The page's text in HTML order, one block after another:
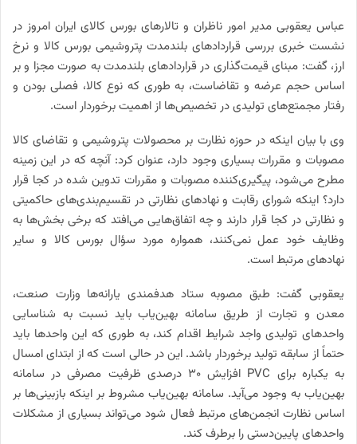
عباس یعقوبی مدیر امور ناظران و تالارهای بورس کالای ایران امروز در
نشست خبری بررسی قراردادهای بلندمدت پتروشیمی بورس کالا و نرخ
ارز، گفت: مبنای قیمت‌گذاری در قراردادهای بلندمدت به صورت مجزا و بر
اساس حجم عرضه و تقاضاست، به طوری که نوع کالا، فصلی بودن و
رفتار مجمتع‌های تولیدی در تخصیص‌ها از اهمیت برخوردار است.
وی با بیان اینکه در حوزه نظارت بر محصولات پتروشیمی و تقاضای کالا
مصوبات و مقررات بسیاری وجود دارد،‌ عنوان کرد: آنچه که در این زمینه
مطرح می‌شود، پیگیری‌کننده مصوبات و مقررات تدوین شده در کجا قرار
دارد؟ اینکه شورای رقابت و نهادهای نظارتی در تقسیم‌بندی‌های حاکمیتی
و نظارتی در کجا قرار دارند و چه اتفاق‌هایی می‌افتد که برخی بخش‌ها به
وظایف خود عمل نمی‌کنند، همواره مورد سؤال بورس کالا و سایر
نهادهای مرتبط است.
یعقوبی گفت: طبق مصوبه ستاد هدفمندی یارانه‌ها وزارت صنعت،
معدن و تجارت از طریق سامانه بهین‌یاب باید نسبت به شناسایی
واحدهای تولیدی واجد شرایط اقدام کند، به طوری که این واحدها باید
حتماً از سابقه تولید برخوردار باشد. این در حالی است که از ابتدای امسال
به یکباره برای PVC افزایش 30 درصدی ظرفیت مصرفی در سامانه
بهین‌یاب به وجود می‌‌آید. سامانه بهین‌یاب مشروط بر اینکه بازبینی‌ها بر
اساس نظارت انجمن‌های مرتبط فعال شود می‌تواند بسیاری از مشکلات
واحدهای پایین‌دستی را برطرف کند.